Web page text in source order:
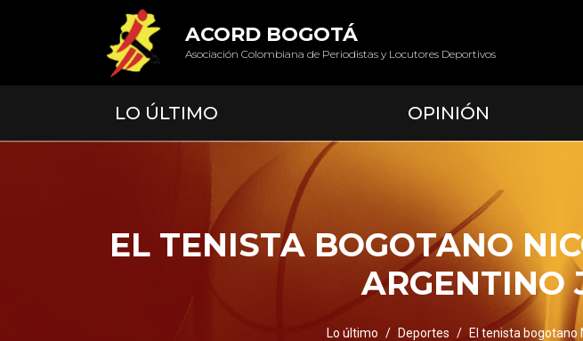
ACORD BOGOTÁ
Asociación Colombiana de Periodistas y Locutores Deportivos
LO ÚLTIMO OPINIÓN
EL TENISTA BOGOTANO
ARGENTINO
Lo último Deportes El tenista bogotano